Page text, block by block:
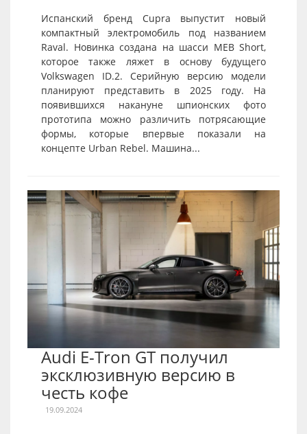
Испанский бренд Cupra выпустит новый
компактный электромобиль под названием
Raval. Новинка создана на шасси MEB Short,
которое также ляжет в основу будущего
Volkswagen ID.2. Серийную версию модели
планируют представить в 2025 году. На
появившихся накануне шпионских фото
прототипа можно различить потрясающие
формы, которые впервые показали на
концепте Urban Rebel. Машина...
Audi E-Tron GT получил
эксклюзивную версию в
честь кофе
19.09.2024